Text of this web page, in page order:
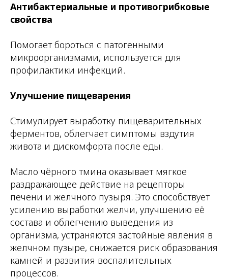
Антибактериальные и противогрибковые
свойства
Помогает бороться с патогенными
микроорганизмами, используется для
профилактики инфекций.
Улучшение пищеварения
Стимулирует выработку пищеварительных
ферментов, облегчает симптомы вздутия
живота и дискомфорта после еды.
Масло чёрного тмина оказывает мягкое
раздражающее действие на рецепторы
печени и желчного пузыря. Это способствует
усилению выработки желчи, улучшению её
состава и облегчению выведения из
организма, устраняются застойные явления в
желчном пузыре, снижается риск образования
камней и развития воспалительных
процессов.